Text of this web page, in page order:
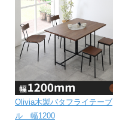
Olivia木製バタフライテーブ
ル 幅1200